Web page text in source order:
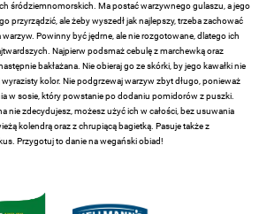
śródziemnomorskich. Ma postać warzywnego gulaszu, a jego
przyrządzić, ale żeby wyszedł jak najlepszy, trzeba zachować
Powinny być jędrne, ale nie rozgotowane, dlatego ich
Najpierw podsmaż cebulę z marchewką oraz
bakłażana. Nie obieraj go ze skórki, by jego kawałki nie
wyrazisty kolor. Nie podgrzewaj warzyw zbyt długo, ponieważ
w sosie, który powstanie po dodaniu pomidorów z puszki.
nie zdecydujesz, możesz użyć ich w całości, bez usuwania
kolendrą oraz z chrupiącą bagietką. Pasuje także z
Przygotuj to danie na wegański obiad!